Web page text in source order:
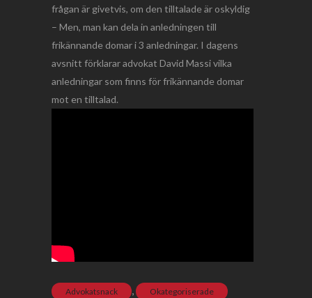
frågan är givetvis, om den tilltalade är oskyldig
– Men, man kan dela in anledningen till
frikännande domar i 3 anledningar. I dagens
avsnitt förklarar advokat David Massi vilka
anledningar som finns för frikännande domar
mot en tilltalad.
Advokatsnack , Okategoriserade